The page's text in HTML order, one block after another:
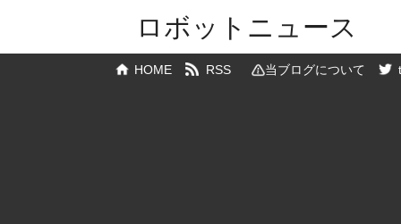
ロボットニュース
HOME RSS 当ブログについて